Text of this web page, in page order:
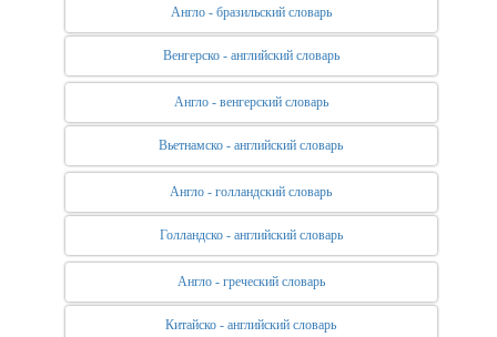
Англо - бразильский словарь
Венгерско - английский словарь
Англо - венгерский словарь
Вьетнамско - английский словарь
Англо - голландский словарь
Голландско - английский словарь
Англо - греческий словарь
Китайско - английский словарь